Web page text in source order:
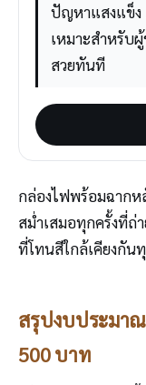
ปัญหาแสงแข็ง
เหมาะสำหรับ
สวยทันที
กล่องไฟพร้อมฉากห
สม่ำเสมอทุกครั้งที่ถ่
ที่โทนสีใกล้เคียงกัน
สรุปงบประมา
500 บาท